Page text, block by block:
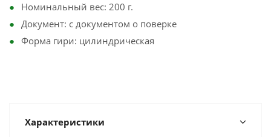
Номинальный вес: 200 г.
Документ: с документом о поверке
Форма гири: цилиндрическая
Характеристики